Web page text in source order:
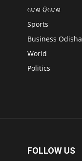
ଦେଶ ବିଦେଶ
Sports
Business Odisha
World
Politics
FOLLOW US